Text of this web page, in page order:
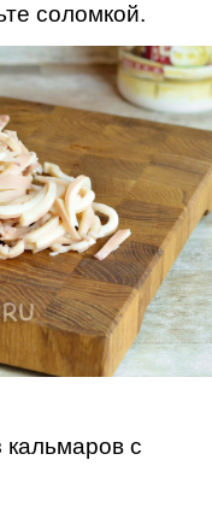
соломкой.
с